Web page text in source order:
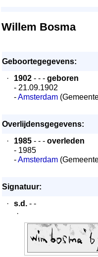
Willem Bosma
Geboortegegevens:
·
1902 - - - geboren
- 21.09.1902
-Amsterdam
Overlijdensgegevens:
·
1985 - - - overleden
- 1985
-Amsterdam
Signatuur:
·
s.d. - -
·